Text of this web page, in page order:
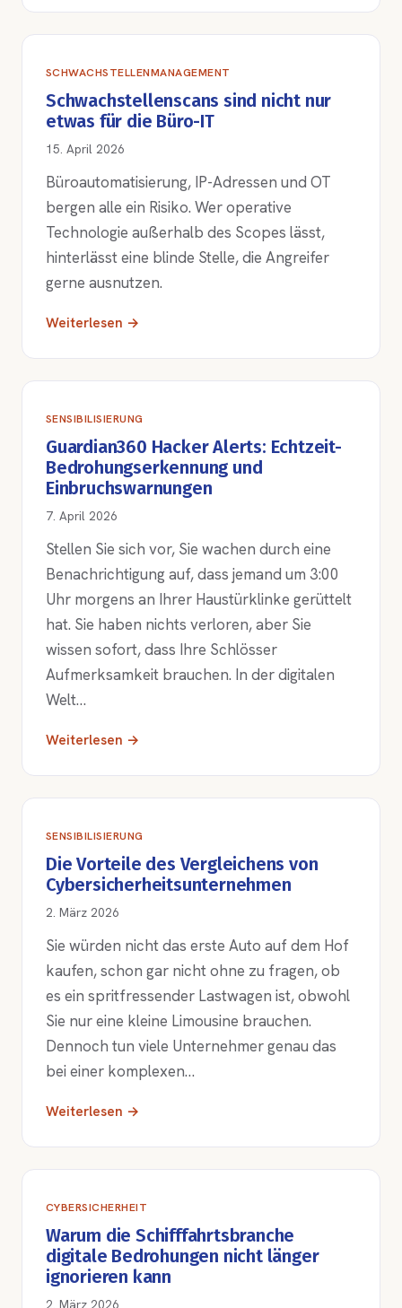
SCHWACHSTELLENMANAGEMENT
Schwachstellenscans sind nicht nur
etwas für die Büro-IT
15. April 2026
Büroautomatisierung, IP-Adressen und OT
bergen alle ein Risiko. Wer operative
Technologie außerhalb des Scopes lässt,
hinterlässt eine blinde Stelle, die Angreifer
gerne ausnutzen.
Weiterlesen →
SENSIBILISIERUNG
Guardian360 Hacker Alerts: Echtzeit-
Bedrohungserkennung und
Einbruchswarnungen
7. April 2026
Stellen Sie sich vor, Sie wachen durch eine
Benachrichtigung auf, dass jemand um 3:00
Uhr morgens an Ihrer Haustürklinke gerüttelt
hat. Sie haben nichts verloren, aber Sie
wissen sofort, dass Ihre Schlösser
Aufmerksamkeit brauchen. In der digitalen
Welt…
Weiterlesen →
SENSIBILISIERUNG
Die Vorteile des Vergleichens von
Cybersicherheitsunternehmen
2. März 2026
Sie würden nicht das erste Auto auf dem Hof
kaufen, schon gar nicht ohne zu fragen, ob
es ein spritfressender Lastwagen ist, obwohl
Sie nur eine kleine Limousine brauchen.
Dennoch tun viele Unternehmer genau das
bei einer komplexen…
Weiterlesen →
CYBERSICHERHEIT
Warum die Schifffahrtsbranche
digitale Bedrohungen nicht länger
ignorieren kann
2. März 2026